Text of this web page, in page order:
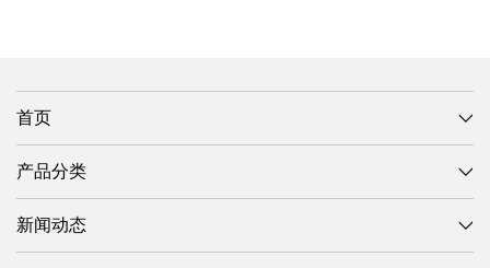
首页
产品分类
新闻动态